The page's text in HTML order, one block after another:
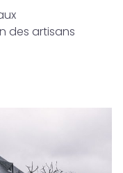
des artisans